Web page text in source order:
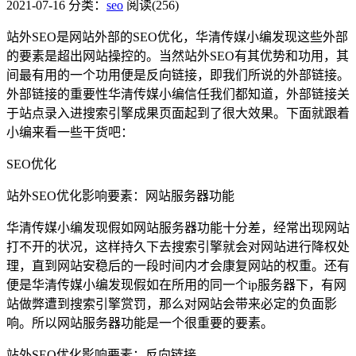
2021-07-16 分类： seo 阅读(256)
站外SEO是网站外部的SEO优化，华清传媒小编发现这些外部
的要素是超出网站操控的。当然站外SEO有其优势和功用，其
间最有用的一个功用便是反向链接，即我们所说的外部链接。
外部链接的重要性华清传媒小编信任我们都知道，外部链接关
于站点录入进搜索引擎成果页面起到了很大效果。下面就跟着
小编来看一些干货吧：
SEO优化
站外SEO优化影响要素：网站服务器功能
华清传媒小编发现假如网站服务器功能十分差，经常出现网站
打不开的状况，这样持久下去搜索引擎就会对网站进行降权处
理，直到网站安稳后的一段时间内才会康复网站的权重。还有
便是华清传媒小编发现假如在所用的同一个ip服务器下，有网
站做弊遭到搜索引擎赏罚，那么对网站会带来必定的负面影
响。所以网站服务器功能是一个很重要的要素。